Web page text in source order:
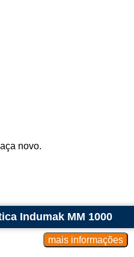
novo.
Indumak MM 1000